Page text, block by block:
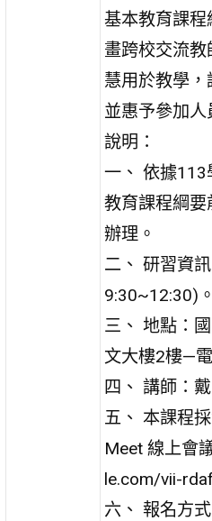
基本教育課
畫跨校交流
慧用於教學，
並惠予參加
說明：
一、 依據
教育課程綱
辦理。
二、 研習資
9:30~12:30)。
三、 地點：
文大樓2樓—
四、 講師：
五、 本課程
Meet 線上會
le.com/vii-
六、 報名方